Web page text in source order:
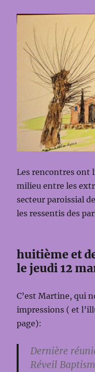
Les rencontres ont
milieu entre les
secteur paroissial
les ressentis des
huitième et
le jeudi 12
C’est Martine, qui
impressions ( et
page):
Dernière
Réveil